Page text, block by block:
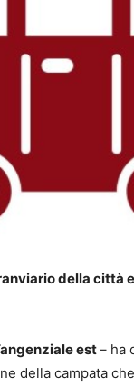
della città
est– ha
della campata